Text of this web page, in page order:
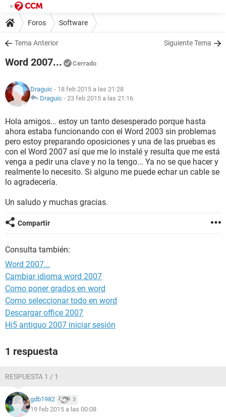
Foros Software
Tema Anterior Siguiente Tema
Word 2007... Cerrado
Draguic - 18 feb 2015 a las 21:28
Draguic - 23 feb 2015 a las 21:16
Hola amigos... estoy un tanto desesperado porque hasta
ahora estaba funcionando con el Word 2003 sin problemas
pero estoy preparando oposiciones y una de las pruebas es
con el Word 2007 así que me lo instalé y resulta que me está
venga a pedir una clave y no la tengo... Ya no se que hacer y
realmente lo necesito. Si alguno me puede echar un cable se
lo agradecería.
Un saludo y muchas gracias.
Compartir
Consulta también:
Word 2007...
Cambiar idioma word 2007
Como poner grados en word
Como seleccionar todo en word
Descargar office 2007
Hi5 antiguo 2007 iniciar sesión
1 respuesta
RESPUESTA 1 / 1
gdb1982 3
19 feb 2015 a las 00:08